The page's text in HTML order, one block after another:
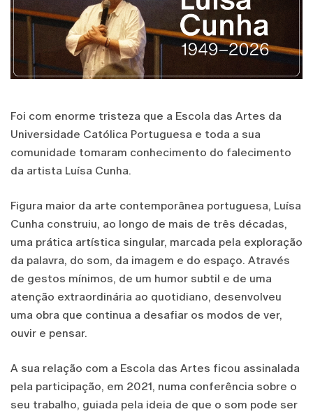
Foi com enorme tristeza que a Escola das Artes da
Universidade Católica Portuguesa e toda a sua
comunidade tomaram conhecimento do falecimento
da artista Luísa Cunha.
Figura maior da arte contemporânea portuguesa, Luísa
Cunha construiu, ao longo de mais de três décadas,
uma prática artística singular, marcada pela exploração
da palavra, do som, da imagem e do espaço. Através
de gestos mínimos, de um humor subtil e de uma
atenção extraordinária ao quotidiano, desenvolveu
uma obra que continua a desafiar os modos de ver,
ouvir e pensar.
A sua relação com a Escola das Artes ficou assinalada
pela participação, em 2021, numa conferência sobre o
seu trabalho, guiada pela ideia de que o som pode ser